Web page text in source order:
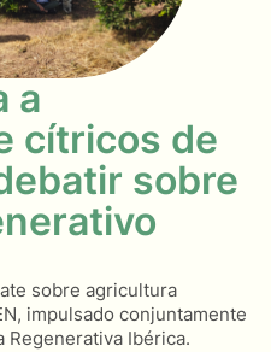
a
cítricos de
sobre
sobre agricultura
impulsado conjuntamente
Regenerativa Ibérica.